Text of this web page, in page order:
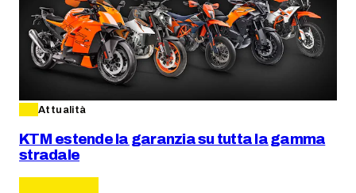
Attualità
KTM estende la garanzia su tutta la gamma
stradale